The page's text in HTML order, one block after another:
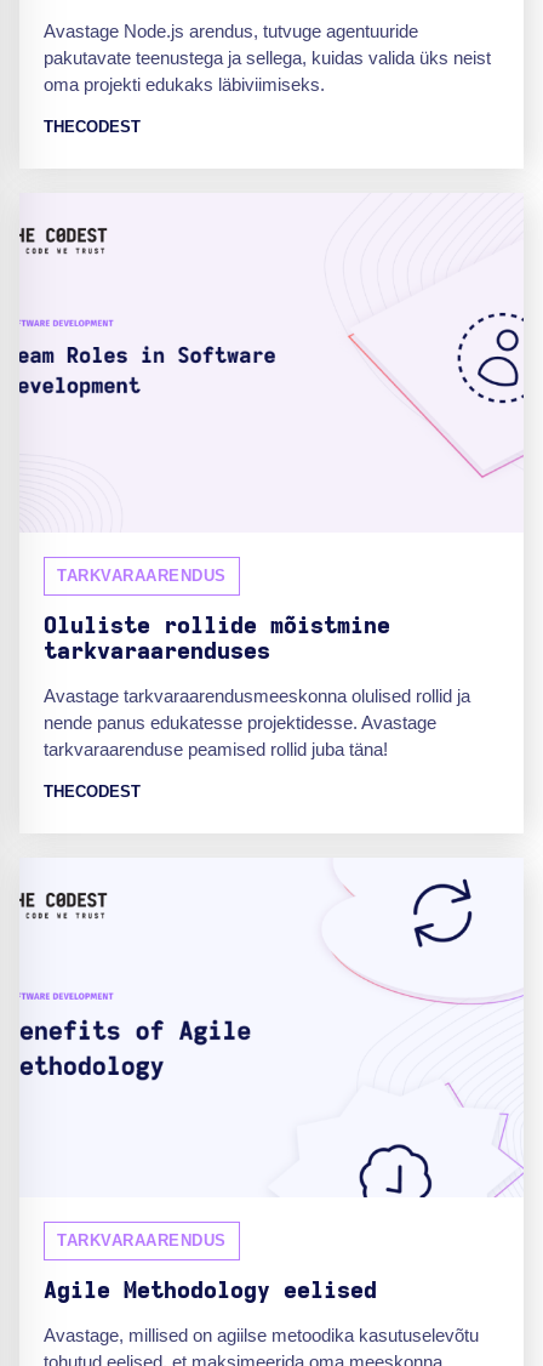
Avastage Node.js arendus, tutvuge agentuuride
pakutavate teenustega ja sellega, kuidas valida üks neist
oma projekti edukaks läbiviimiseks.
THECODEST
TARKVARAARENDUS
Oluliste rollide mõistmine
tarkvaraarenduses
Avastage tarkvaraarendusmeeskonna olulised rollid ja
nende panus edukatesse projektidesse. Avastage
tarkvaraarenduse peamised rollid juba täna!
THECODEST
TARKVARAARENDUS
Agile Methodology eelised
Avastage, millised on agiilse metoodika kasutuselevõtu
tohutud eelised, et maksimeerida oma meeskonna